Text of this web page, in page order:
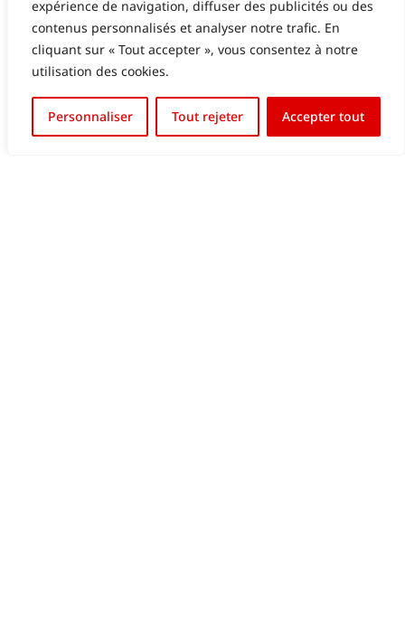
expérience de navigation, diffuser des publicités ou des
contenus personnalisés et analyser notre trafic. En
cliquant sur « Tout accepter », vous consentez à notre
utilisation des cookies.
Personnaliser Tout rejeter Accepter tout
English (UK)